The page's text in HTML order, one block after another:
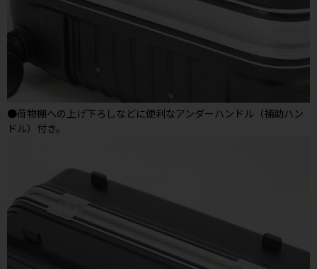
●荷物棚への上げ下ろしなどに便利なアンダーハンドル（補助ハン
ドル）付き。